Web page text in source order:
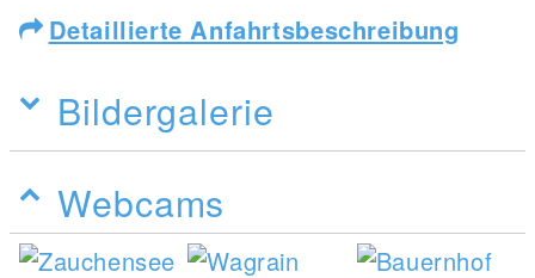
Detaillierte Anfahrtsbeschreibung
Bildergalerie
Webcams